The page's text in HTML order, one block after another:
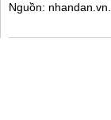
Nguồn: nhandan.vn.